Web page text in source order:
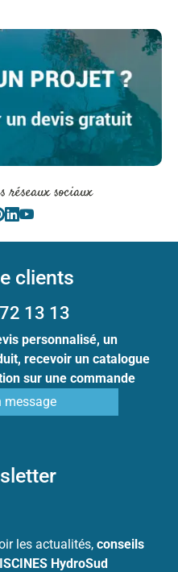
réseaux sociaux
clients
13 13
personnalisé, un
recevoir un catalogue
sur une commande
message
les actualités, conseils
HydroSud